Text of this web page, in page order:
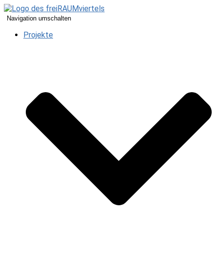
Navigation umschalten
Projekte